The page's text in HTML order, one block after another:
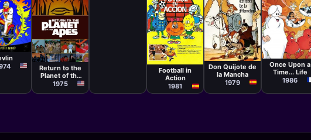
Serie
Return to the
Planet of the
Apes
1975
Serie
Fumio
Kurokawa
Football in
Action
1981
Serie
Cruz Delgado
Don Quijote de
la Mancha
1979
Serie
Once Upon a
Time... Life
1986